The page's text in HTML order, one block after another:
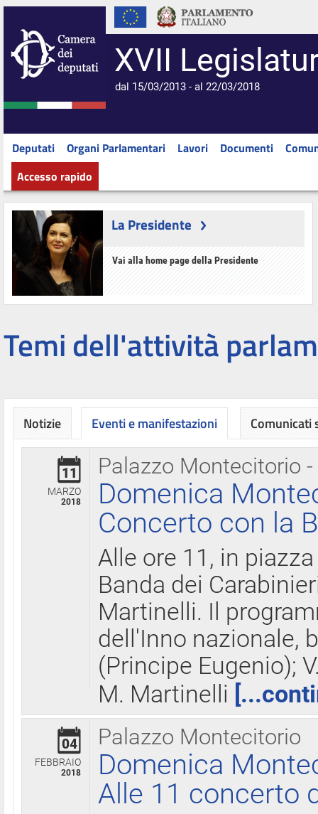
XVII
dal 15/03/2013 - al 22/03/2018
Deputati Organi Parlamentari Lavori Documenti
Accesso rapido
La Presidente
Vai alla home page della Presidente
Temi dell'attività
Notizie Eventi e manifestazioni
Palazzo Montecitorio
11
MARZO
2018
Domenica
Concerto con la
Alle ore 11, in
Banda dei
Martinelli. Il
dell'Inno nazionale,
(Principe Eugenio);
M. Martinelli
Palazzo Montecitorio
04
FEBBRAIO
2018
Domenica
Alle 11 concerto
Comunicati